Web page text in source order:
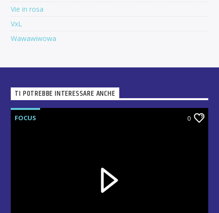
Vie in rosa
VxL
Wawawiwowa
TI POTREBBE INTERESSARE ANCHE
FOCUS 0